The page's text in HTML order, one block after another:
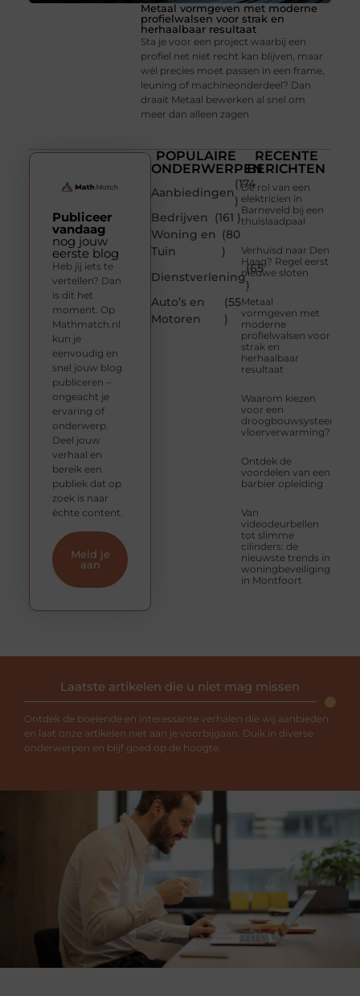
Metaal vormgeven met moderne
profielwalsen voor strak en
herhaalbaar resultaat
Sta je voor een project waarbij een
profiel net niet recht kan blijven, maar
wél precies moet passen in een frame,
leuning of machineonderdeel? Dan
draait Metaal bewerken al snel om
meer dan alleen zagen
POPULAIRE
ONDERWERPEN
Aanbiedingen
(174
)
Bedrijven
(161 )
Woning en
Tuin
(80
)
Dienstverlening
(65
)
Auto’s en
Motoren
(55
)
RECENTE
BERICHTEN
De rol van een
elektricien in
Barneveld bij een
thuislaadpaal
Verhuisd naar Den
Haag? Regel eerst
nieuwe sloten
Metaal
vormgeven met
moderne
profielwalsen voor
strak en
herhaalbaar
resultaat
Waarom kiezen
voor een
droogbouwsysteem
vloerverwarming?
Ontdek de
voordelen van een
barbier opleiding
Van
videodeurbellen
tot slimme
cilinders: de
nieuwste trends in
woningbeveiliging
in Montfoort
Publiceer
vandaag
nog jouw
eerste blog
Heb jij iets te
vertellen? Dan
is dit het
moment. Op
Mathmatch.nl
kun je
eenvoudig en
snel jouw blog
publiceren –
ongeacht je
ervaring of
onderwerp.
Deel jouw
verhaal en
bereik een
publiek dat op
zoek is naar
échte content.
Meld je
aan
Laatste artikelen die u niet mag missen
Ontdek de boeiende en interessante verhalen die wij aanbieden
en laat onze artikelen niet aan je voorbijgaan. Duik in diverse
onderwerpen en blijf goed op de hoogte.